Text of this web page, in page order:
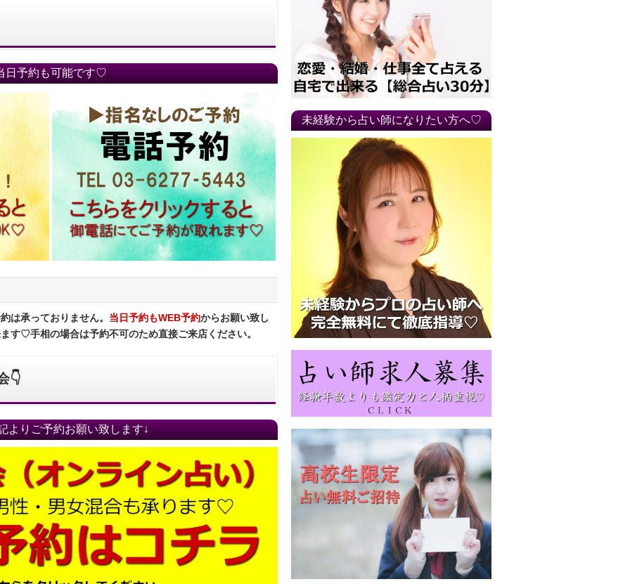
日予約も可能です♡
は承っておりません。 当日予約もWEB予約からお願い致し
す♡手相の場合は予約不可のため直接ご来店ください。
👇
よりご予約お願い致します↓
未経験から占い師になりたい方へ♡